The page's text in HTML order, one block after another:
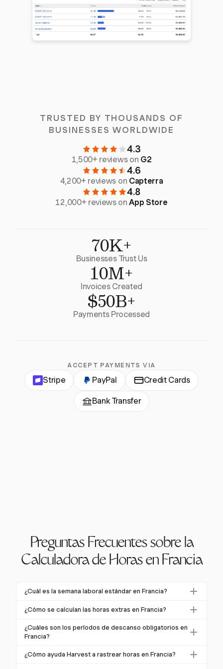
TRUSTED BY THOUSANDS OF
BUSINESSES WORLDWIDE
4.3
1,500+ reviews on G2
4.6
4,200+ reviews on Capterra
4.8
12,000+ reviews onApp Store
70K+
Businesses Trust Us
10M+
Invoices Created
$50B+
Payments Processed
ACCEPT PAYMENTS VIA
Stripe PayPal Credit Cards
Bank Transfer
Preguntas Frecuentes sobre la
Calculadora de Horas en Francia
¿Cuál es la semana laboral estándar en Francia?
La semana laboral estándar en Francia es de 35
regulación es parte de la "Loi Aubry", destinada a
reducir el desempleo y mejorar el equilibrio entre
¿Cómo se calculan las horas extras en Francia?
Las horas extras en Francia comienzan después de
35 horas de trabajo. Las primeras 8 horas de horas
cualquier hora adicional se compensa al 150%.
¿Cuáles son los períodos de descanso obligatorios en
Francia?
Los empleados deben recibir un descanso de 20
¿Cómo ayuda Harvest a rastrear horas en Francia?